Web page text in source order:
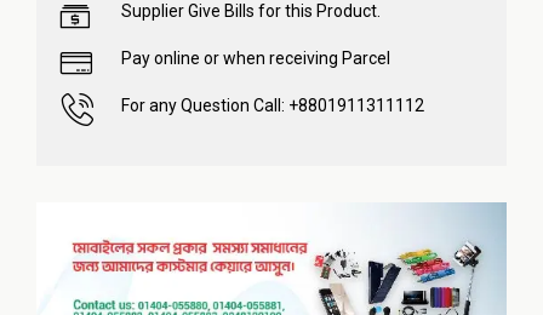
Supplier Give Bills for this Product.
Pay online or when receiving Parcel
For any Question Call: +8801911311112